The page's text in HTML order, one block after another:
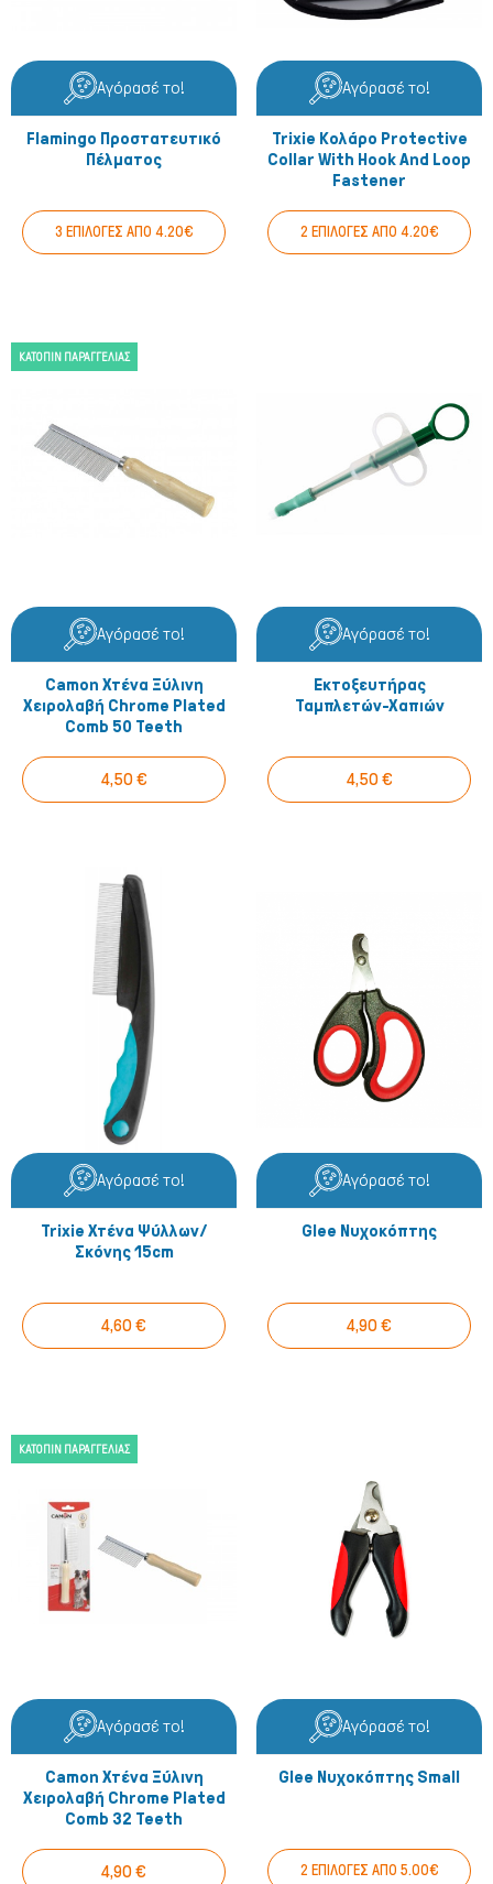
Αγόρασέ το!
Flamingo Προστατευτικό
Πέλματος
3 ΕΠΙΛΟΓΕΣ ΑΠΟ 4.20€
Αγόρασέ το!
Trixie Κολάρο Protective
Collar With Hook And Loop
Fastener
2 ΕΠΙΛΟΓΕΣ ΑΠΟ 4.20€
ΚΑΤΌΠΙΝ ΠΑΡΑΓΓΕΛΊΑΣ
Αγόρασέ το!
Camon Χτένα Ξύλινη
Χειρολαβή Chrome Plated
Comb 50 Teeth
4,50 €
Αγόρασέ το!
Εκτοξευτήρας
Ταμπλετών-Χαπιών
4,50 €
Αγόρασέ το!
Trixie Χτένα Ψύλλων/
Σκόνης 15cm
4,60 €
Αγόρασέ το!
Glee Νυχοκόπτης
4,90 €
ΚΑΤΌΠΙΝ ΠΑΡΑΓΓΕΛΊΑΣ
Αγόρασέ το!
Camon Χτένα Ξύλινη
Χειρολαβή Chrome Plated
Comb 32 Teeth
4,90 €
Αγόρασέ το!
Glee Νυχοκόπτης Small
2 ΕΠΙΛΟΓΕΣ ΑΠΟ 5.00€